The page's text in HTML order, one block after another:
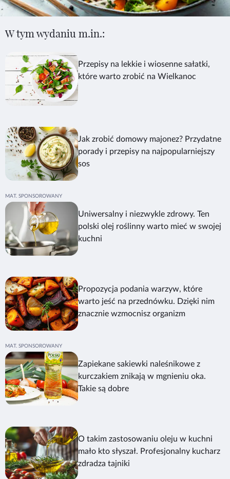
W tym wydaniu m.in.:
Przepisy na lekkie i wiosenne sałatki,
które warto zrobić na Wielkanoc
Jak zrobić domowy majonez? Przydatne
porady i przepisy na najpopularniejszy
sos
Uniwersalny i niezwykle zdrowy. Ten
polski olej roślinny warto mieć w swojej
kuchni
Propozycja podania warzyw, które
warto jeść na przednówku. Dzięki nim
znacznie wzmocnisz organizm
Zapiekane sakiewki naleśnikowe z
kurczakiem znikają w mgnieniu oka.
Takie są dobre
O takim zastosowaniu oleju w kuchni
mało kto słyszał. Profesjonalny kucharz
zdradza tajniki